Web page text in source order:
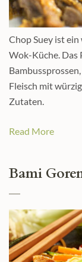
Chop Suey ist
Wok-Küche. Das
Fleisch mit
Zutaten.
Read More
Bami